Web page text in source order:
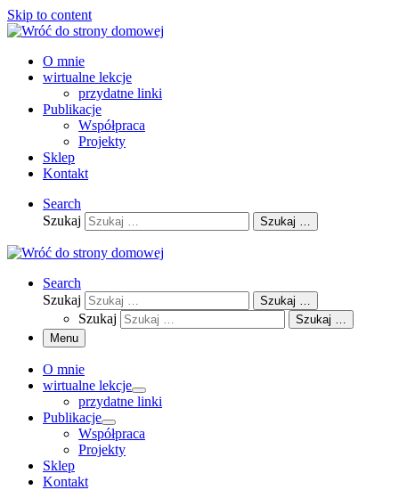
Skip to content
O mnie
wirtualne lekcje
przydatne linki
Publikacje
Współpraca
Projekty
Sklep
Kontakt
Search
Szukaj
Szukaj …
Search
Szukaj
Szukaj …
Szukaj
Szukaj …
Menu
O mnie
wirtualne lekcje
przydatne linki
Publikacje
Współpraca
Projekty
Sklep
Kontakt